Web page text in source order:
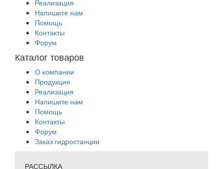
Реализация
Напишите нам
Помощь
Контакты
Форум
Каталог товаров
О компании
Продукция
Реализация
Напишите нам
Помощь
Контакты
Форум
Заказ гидростанции
РАССЫЛКА